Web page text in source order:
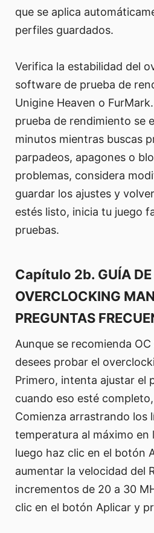
que se aplica
perfiles guardados.
Verifica la estabilidad del
software de prueba de
Unigine Heaven o
prueba de rendimiento se
minutos mientras buscas
parpadeos, apagones o
problemas, considera
guardar los ajustes y
estés listo, inicia tu juego
pruebas.
Capítulo 2b. GUÍA DE
OVERCLOCKING
PREGUNTAS
Aunque se recomienda
desees probar el
Primero, intenta ajustar el
cuando eso esté
Comienza arrastrando los
temperatura al máximo en
luego haz clic en el botón
aumentar la velocidad del
incrementos de 20 a 30
clic en el botón Aplicar y